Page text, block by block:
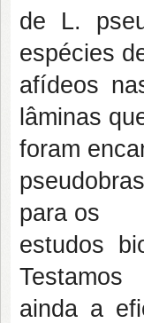
de L.
espécies
afídeos
lâminas
foram
para os
estudos
Testamos
ainda a